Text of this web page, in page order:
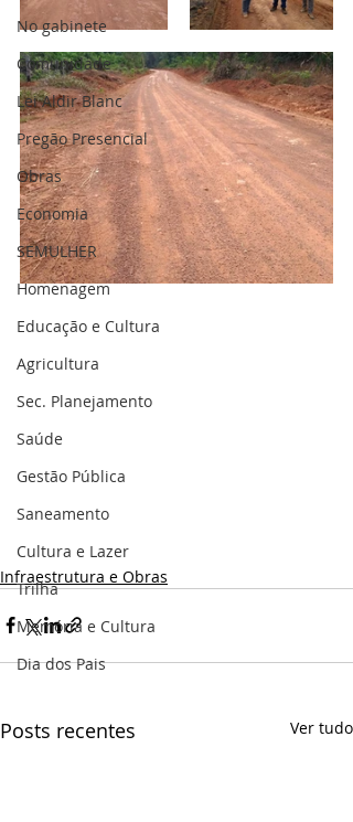
No gabinete
Comunidade
Lei Aldir Blanc
Pregão Presencial
Obras
Economia
SEMULHER
Homenagem
Educação e Cultura
Agricultura
Sec. Planejamento
Saúde
Gestão Pública
Saneamento
Cultura e Lazer
Trilha
Memória e Cultura
Dia dos Pais
Infraestrutura e Obras
Posts recentes Ver tudo